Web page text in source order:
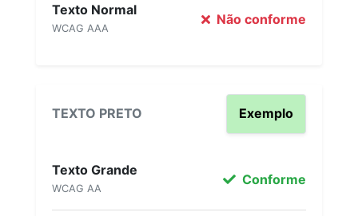
Texto Normal
WCAG AAA
Não conforme
TEXTO PRETO Exemplo
Texto Grande
WCAG AA
Conforme